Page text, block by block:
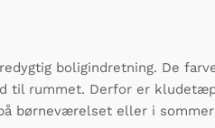
boligindretning. De
til rummet. Derfor er
børneværelset eller i